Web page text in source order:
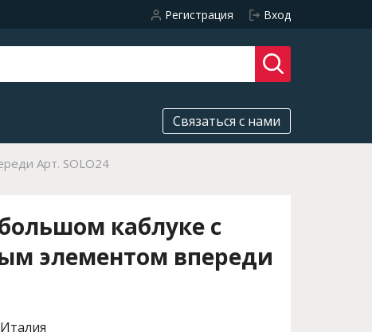
Регистрация Вход
Связаться с нами
Арт. SOLO24
каблуке с
элементом впереди
Италия